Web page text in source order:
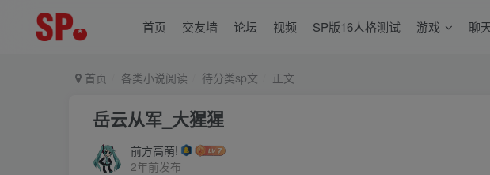
首页 交友墙 论坛 视频 SP版16人格测试 游戏 聊
首页 各类小说阅读 待分类sp文 正文
岳云从军_大猩猩
前方高萌!
2年前发布